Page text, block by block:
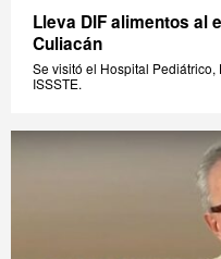
Lleva DIF alimentos al
Culiacán
Se visitó el Hospital
ISSSTE.